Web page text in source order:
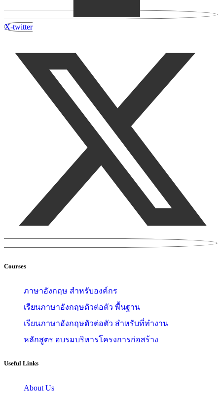
X-twitter
Courses
ภาษาอังกฤษ สำหรับองค์กร
เรียนภาษาอังกฤษตัวต่อตัว พื้นฐาน
เรียนภาษาอังกฤษตัวต่อตัว สำหรับที่ทำงาน
หลักสูตร อบรมบริหารโครงการก่อสร้าง
Useful Links
About Us